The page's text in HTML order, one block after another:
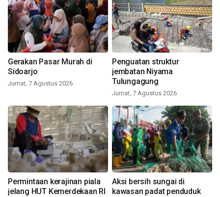
Gerakan Pasar Murah di
Sidoarjo
Jumat, 7 Agustus 2026
Penguatan struktur
jembatan Niyama
Tulungagung
Jumat, 7 Agustus 2026
Permintaan kerajinan piala
jelang HUT Kemerdekaan RI
Aksi bersih sungai di
kawasan padat penduduk